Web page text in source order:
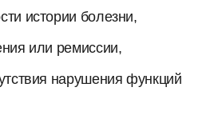
истории болезни,
или ремиссии,
нарушения функций